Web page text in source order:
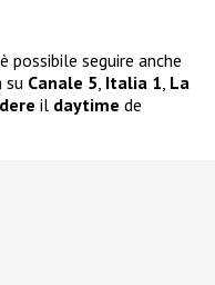
è possibile seguire anche
su Canale 5, Italia 1, La
il daytime de